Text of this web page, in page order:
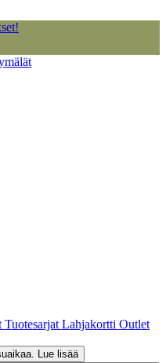
Tuotesarjat Lahjakortti Outlet
Lue lisää